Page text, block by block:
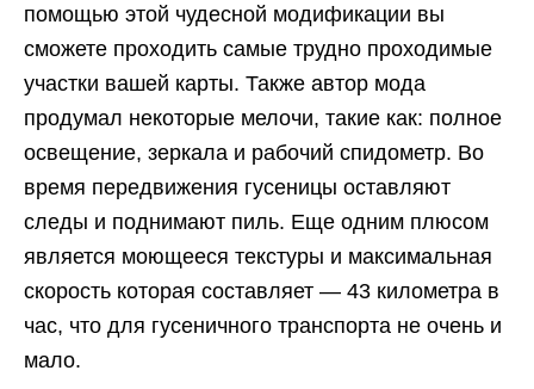
помощью этой чудесной модификации вы
сможете проходить самые трудно проходимые
участки вашей карты. Также автор мода
продумал некоторые мелочи, такие как: полное
освещение, зеркала и рабочий спидометр. Во
время передвижения гусеницы оставляют
следы и поднимают пиль. Еще одним плюсом
является моющееся текстуры и максимальная
скорость которая составляет — 43 километра в
час, что для гусеничного транспорта не очень и
мало.